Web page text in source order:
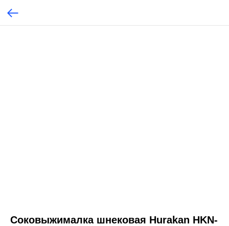
Соковыжималка шнековая Hurakan HKN-